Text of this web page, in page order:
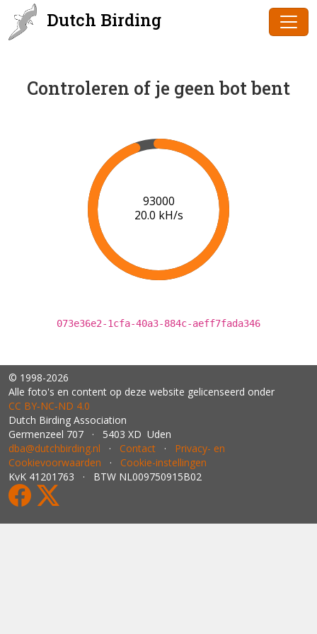
Dutch Birding
Controleren of je geen bot bent
95000
20.1 kH/s
073e36e2-1cfa-40a3-884c-aeff7fada346
© 1998-2026
Alle foto's en content op deze website gelicenseerd onder
CC BY‑NC‑ND 4.0
Dutch Birding Association
Germenzeel 707 · 5403 XD Uden
dba@dutchbirding.nl · Contact · Privacy- en
Cookievoorwaarden · Cookie-instellingen
KvK 41201763 · BTW NL009750915B02